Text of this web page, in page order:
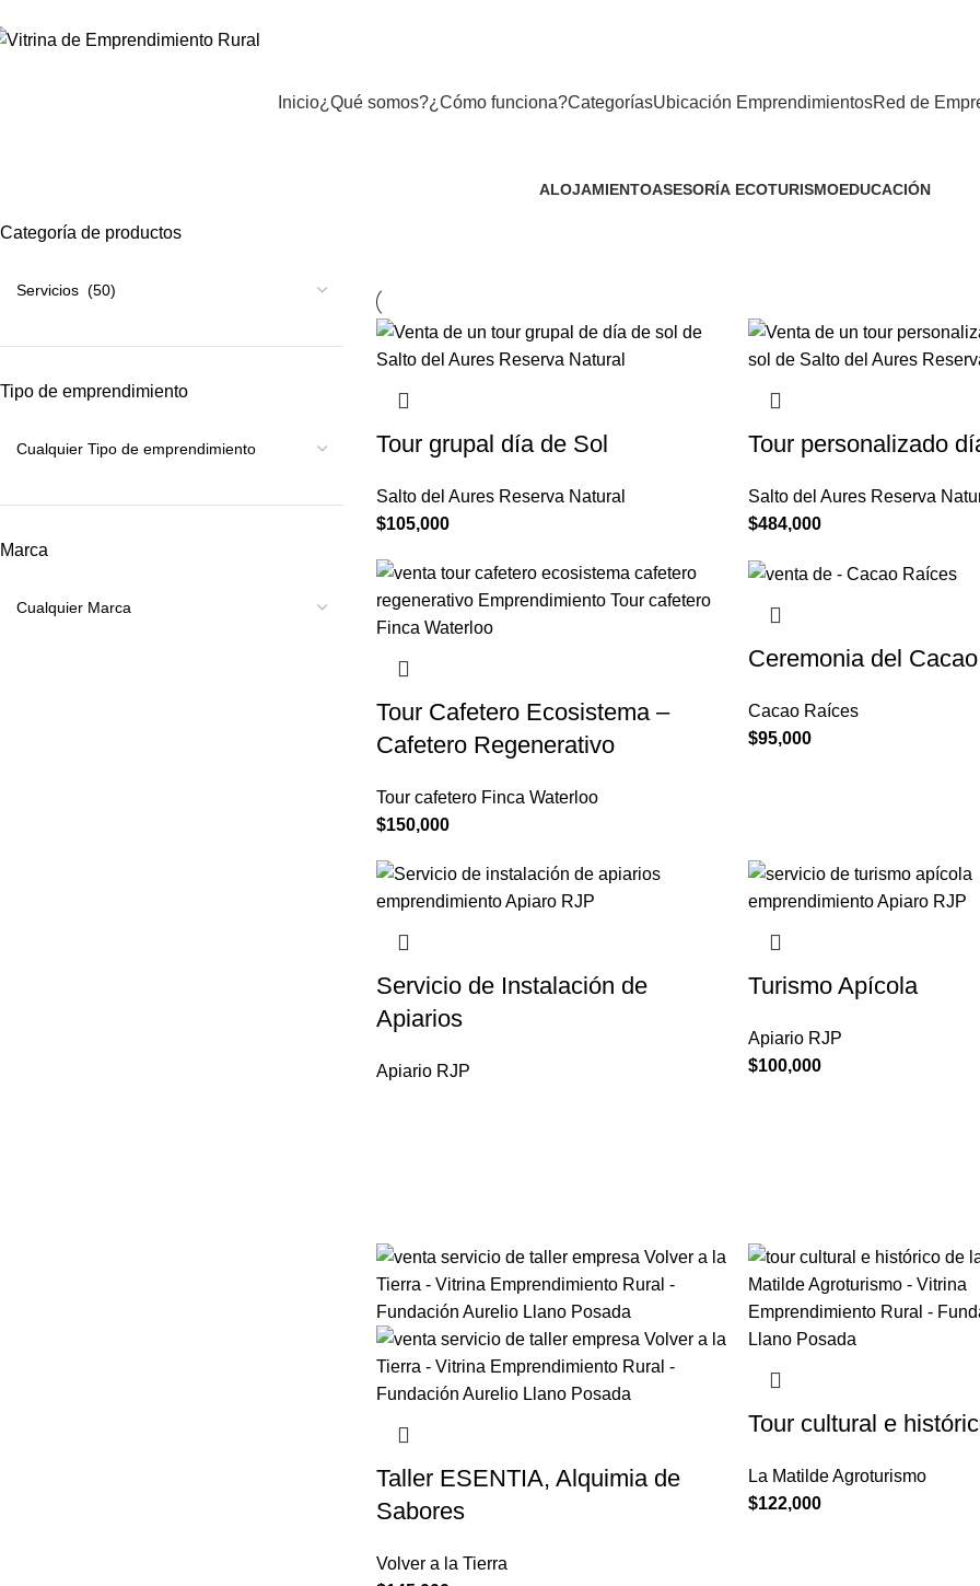
Inicio¿Qué somos?¿Cómo funciona?CategoríasUbicación EmprendimientosRed de
ALOJAMIENTOASESORÍA ECOTURISMOEDUCACIÓN
Categoría de productos
Tipo de emprendimiento
Marca
Tour grupal día de Sol
Salto del Aures Reserva Natural
$105,000
Tour personalizado
Salto del Aures Reserva
$484,000
Tour Cafetero Ecosistema –
Cafetero Regenerativo
Tour cafetero Finca Waterloo
$150,000
Ceremonia del
Cacao Raíces
$95,000
Servicio de Instalación de
Apiarios
Apiario RJP
Turismo Apícola
Apiario RJP
$100,000
Taller ESENTIA, Alquimia de
Sabores
Volver a la Tierra
Tour cultural e
La Matilde Agroturismo
$122,000